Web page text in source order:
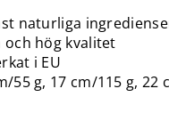
naturliga
och hög kvalitet
i EU
55 g, 17 cm/115 g, 22